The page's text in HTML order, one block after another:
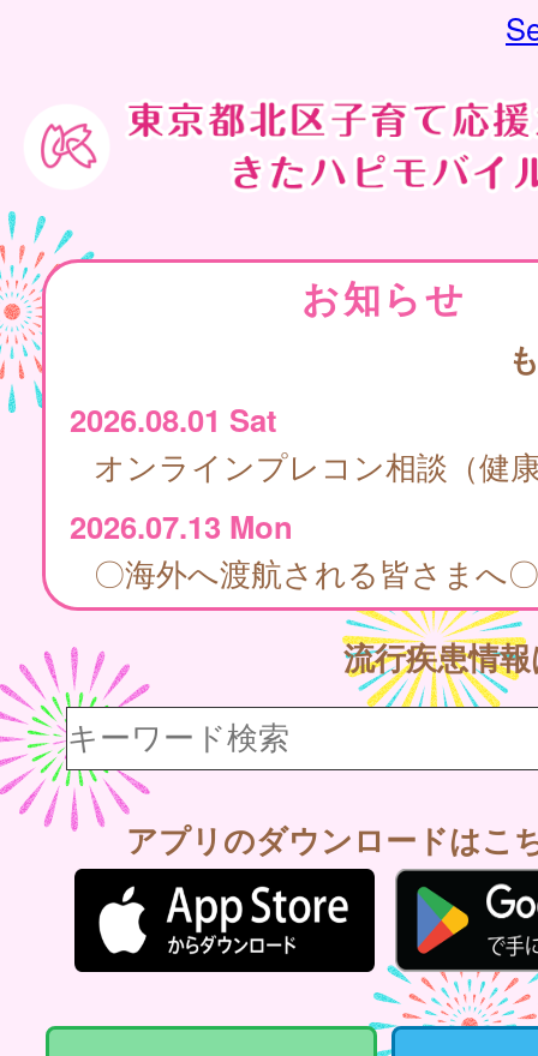
お知らせ
2026.08.01 Sat
オンラインプレコン相談（健
2026.07.13 Mon
〇海外へ渡航される皆さまへ〇
流行疾患情
アプリのダウンロードはこ